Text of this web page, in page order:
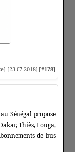
[23-07-2018] [#178]
Sénégal propose
Thiès, Louga,
de bus